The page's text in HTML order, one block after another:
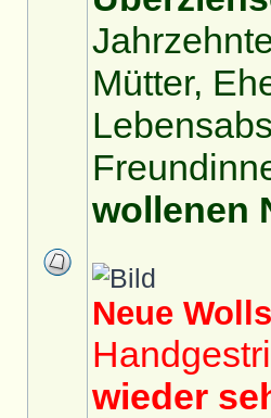
Mütter,
wollenen
Neue
wieder